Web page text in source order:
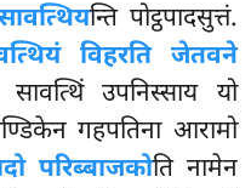
न्ति पोट्ठपादसुत्तं.
विहरति जेतवने
सावत्थिं उपनिस्साय यो
गहपतिना आरामो
परिब्बाजकोति नामेन